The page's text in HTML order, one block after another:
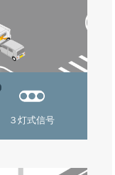
３灯式信号